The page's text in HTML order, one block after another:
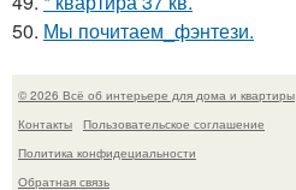
50. Мы почитаем_фэнтези.
© 2026 Всё об интерьере для дома и квартиры
Контакты
Пользовательское соглашение
Политика конфидециальности
Обратная связь